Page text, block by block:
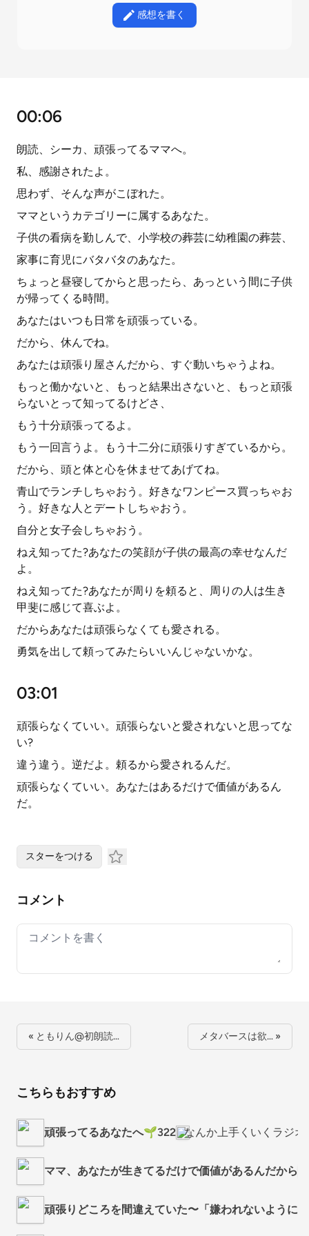
感想を書く
00:06
朗読、シーカ、頑張ってるママへ。
私、感謝されたよ。
思わず、そんな声がこぼれた。
ママというカテゴリーに属するあなた。
子供の看病を勤しんで、小学校の葬芸に幼稚園の葬芸、
家事に育児にバタバタのあなた。
ちょっと昼寝してからと思ったら、あっという間に子供
が帰ってくる時間。
あなたはいつも日常を頑張っている。
だから、休んでね。
あなたは頑張り屋さんだから、すぐ動いちゃうよね。
もっと働かないと、もっと結果出さないと、もっと頑張
らないとって知ってるけどさ、
もう十分頑張ってるよ。
もう一回言うよ。もう十二分に頑張りすぎているから。
だから、頭と体と心を休ませてあげてね。
青山でランチしちゃおう。好きなワンピース買っちゃお
う。好きな人とデートしちゃおう。
自分と女子会しちゃおう。
ねえ知ってた?あなたの笑顔が子供の最高の幸せなんだ
よ。
ねえ知ってた?あなたが周りを頼ると、周りの人は生き
甲斐に感じて喜ぶよ。
だからあなたは頑張らなくても愛される。
勇気を出して頼ってみたらいいんじゃないかな。
03:01
頑張らなくていい。頑張らないと愛されないと思ってな
い?
違う違う。逆だよ。頼るから愛されるんだ。
頑張らなくていい。あなたはあるだけで価値があるん
だ。
スターをつける
コメント
Your comment
« ともりん@初朗読… メタバースは欲… »
こちらもおすすめ
頑張ってるあなたへ🌱322 なんか上手くいくラジオ
ママ、あなたが生きてるだけで価値があるんだから
頑張りどころを間違えていた〜「嫌われないように